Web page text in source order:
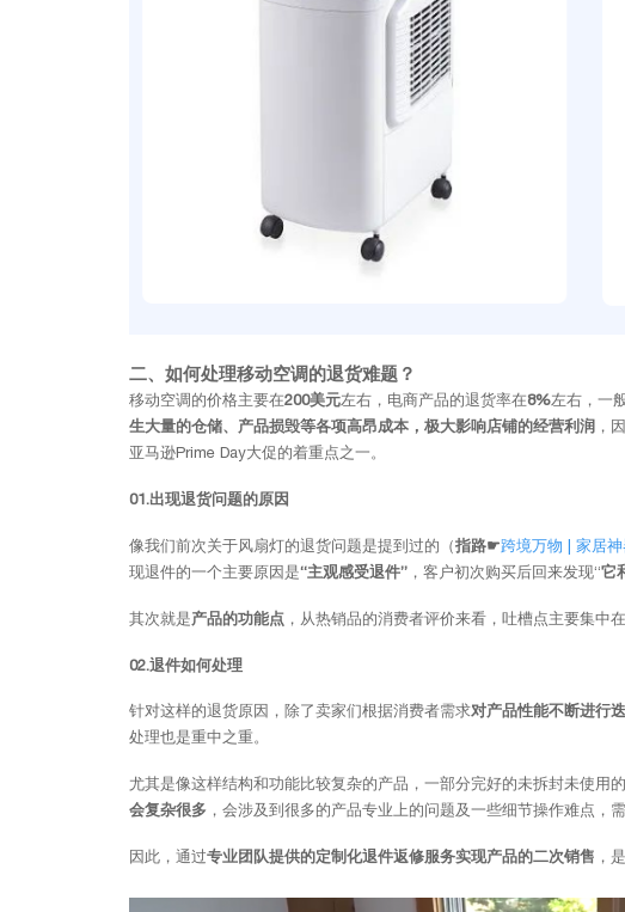
二、 如何处理移动空调的退货难题？
移动空调的价格主要在200美元左右，电商产品的退货率在8%左右，一
生大量的仓储、产品损毁等各项高昂成本，极大影响店铺的经营利润 ，
亚马逊Prime Day大促的着重点之一。
01.出现退货问题的原因
像我们前次关于风扇灯的退货问题是提到过的（指路☛跨境万物 | 家居
现退件的一个主要原因是“主观感受退件”，客户初次购买后回来发现“它
其次就是产品的功能点，从热销品的消费者评价来看，吐槽点主要集中在
02.退件如何处理
针对这样的退货原因，除了卖家们根据消费者需求对产品性能不断进行
处理也是重中之重。
尤其是像这样结构和功能比较复杂的产品，一部分完好的未拆封未使用
会复杂很多，会涉及到很多的产品专业上的问题及一些细节操作难点，需
因此，通过专业团队提供的定制化退件返修服务实现产品的二次销售 ，